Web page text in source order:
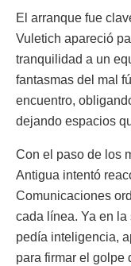
El arranque fue
Vuletich apareció
tranquilidad a un
fantasmas del mal
encuentro,
dejando espacios
Con el paso de los
Antigua intentó
Comunicaciones
cada línea. Ya en
pedía inteligencia,
para firmar el golpe